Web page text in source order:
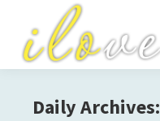
Daily Archives: